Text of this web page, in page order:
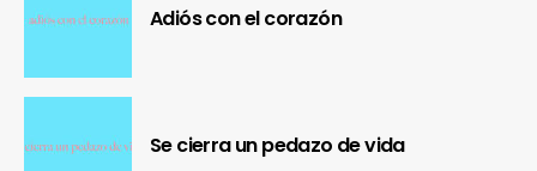
Adiós con el corazón
Se cierra un pedazo de vida